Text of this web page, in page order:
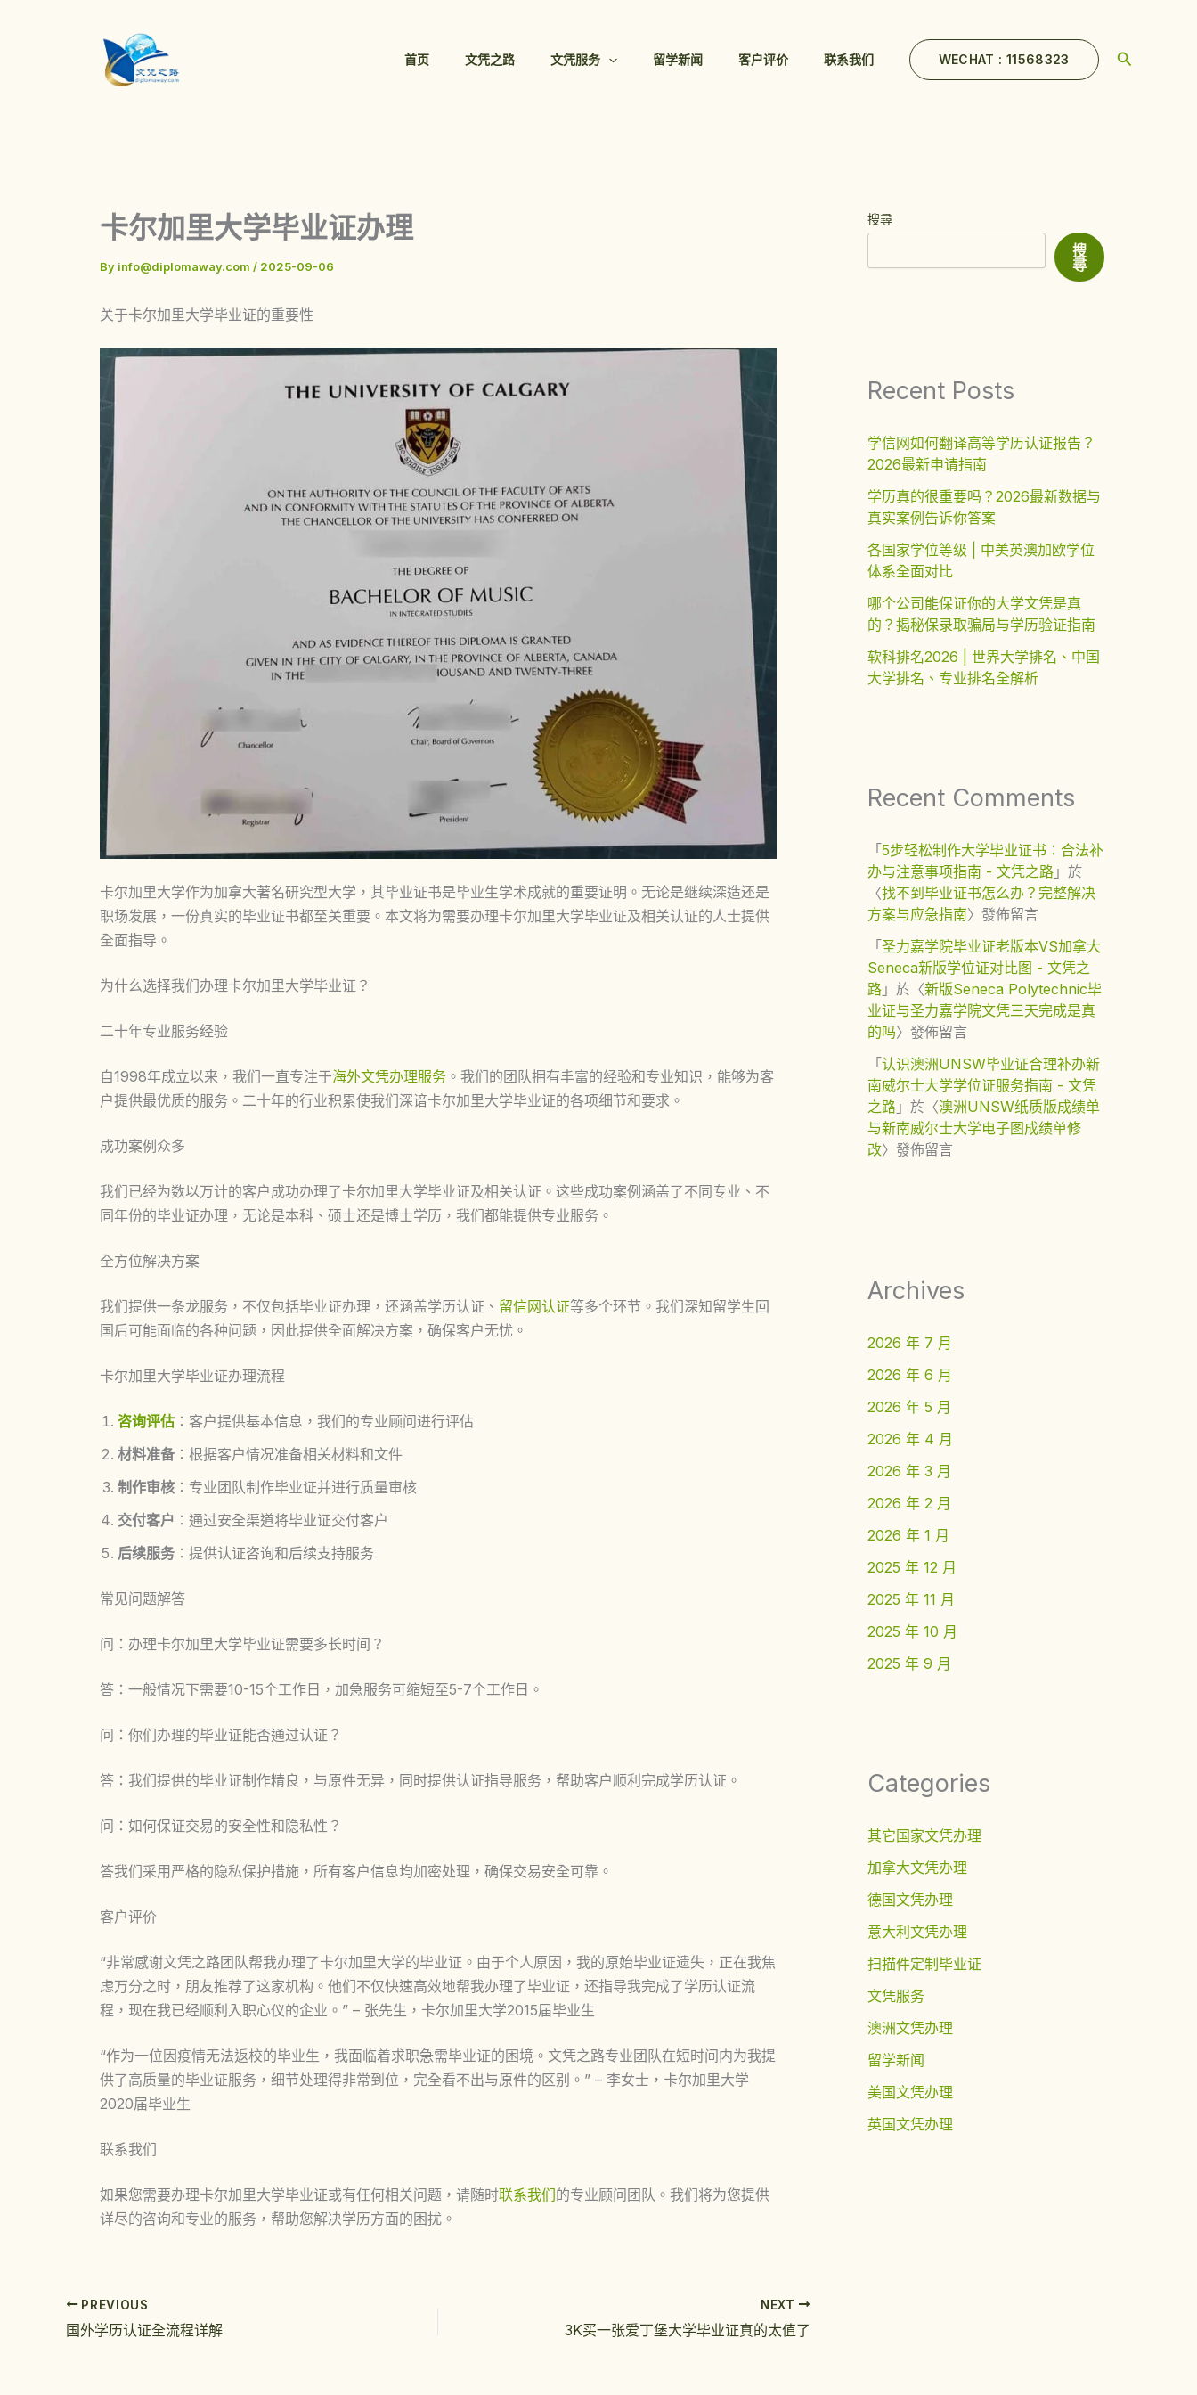
首页 文凭之路 文凭服务 留学新闻 客户评价 联系我们 WECHAT : 11568323 Search
卡尔加里大学毕业证办理
By info@diplomaway.com / 2025-09-06
关于卡尔加里大学毕业证的重要性
卡尔加里大学作为加拿大著名研究型大学，其毕业证书是毕业生学术成就的重要证明。无论是继续深造还是
职场发展，一份真实的毕业证书都至关重要。本文将为需要办理卡尔加里大学毕业证及相关认证的人士提供
全面指导。
为什么选择我们办理卡尔加里大学毕业证？
二十年专业服务经验
自1998年成立以来，我们一直专注于海外文凭办理服务 。我们的团队拥有丰富的经验和专业知识，能够为客
户提供最优质的服务。二十年的行业积累使我们深谙卡尔加里大学毕业证的各项细节和要求。
成功案例众多
我们已经为数以万计的客户成功办理了卡尔加里大学毕业证及相关认证。这些成功案例涵盖了不同专业、不
同年份的毕业证办理，无论是本科、硕士还是博士学历，我们都能提供专业服务。
全方位解决方案
我们提供一条龙服务，不仅包括毕业证办理，还涵盖学历认证、 留信网认证等多个环节。我们深知留学生回
国后可能面临的各种问题，因此提供全面解决方案，确保客户无忧。
卡尔加里大学毕业证办理流程
咨询评估 ：客户提供基本信息，我们的专业顾问进行评估
材料准备：根据客户情况准备相关材料和文件
制作审核 ：专业团队制作毕业证并进行质量审核
交付客户 ：通过安全渠道将毕业证交付客户
后续服务 ：提供认证咨询和后续支持服务
常见问题解答
问：办理卡尔加里大学毕业证需要多长时间？
答：一般情况下需要10-15个工作日，加急服务可缩短至5-7个工作日。
问：你们办理的毕业证能否通过认证？
答：我们提供的毕业证制作精良，与原件无异，同时提供认证指导服务，帮助客户顺利完成学历认证。
问：如何保证交易的安全性和隐私性？
答我们采用严格的隐私保护措施，所有客户信息均加密处理，确保交易安全可靠。
客户评价
“非常感谢文凭之路团队帮我办理了卡尔加里大学的毕业证。由于个人原因，我的原始毕业证遗失，正在我焦
虑万分之时，朋友推荐了这家机构。他们不仅快速高效地帮我办理了毕业证，还指导我完成了学历认证流
程，现在我已经顺利入职心仪的企业。” – 张先生，卡尔加里大学2015届毕业生
“作为一位因疫情无法返校的毕业生，我面临着求职急需毕业证的困境。文凭之路专业团队在短时间内为我提
供了高质量的毕业证服务，细节处理得非常到位，完全看不出与原件的区别。” – 李女士，卡尔加里大学
2020届毕业生
联系我们
如果您需要办理卡尔加里大学毕业证或有任何相关问题，请随时联系我们的专业顾问团队。我们将为您提供
详尽的咨询和专业的服务，帮助您解决学历方面的困扰。
PREVIOUS
国外学历认证全流程详解
NEXT
3K买一张爱丁堡大学毕业证真的太值了
搜尋
搜
尋
Recent Posts
学信网如何翻译高等学历认证报告？
2026最新申请指南
学历真的很重要吗？2026最新数据与
真实案例告诉你答案
各国家学位等级 | 中美英澳加欧学位
体系全面对比
哪个公司能保证你的大学文凭是真
的？揭秘保录取骗局与学历验证指南
软科排名2026 | 世界大学排名、中国
大学排名、专业排名全解析
Recent Comments
「5步轻松制作大学毕业证书：合法补
办与注意事项指南 - 文凭之路 」於
〈找不到毕业证书怎么办？完整解决
方案与应急指南〉發佈留言
「圣力嘉学院毕业证老版本VS加拿大
Seneca新版学位证对比图 - 文凭之
路 」於〈新版Seneca Polytechnic毕
业证与圣力嘉学院文凭三天完成是真
的吗〉發佈留言
「认识澳洲UNSW毕业证合理补办新
南威尔士大学学位证服务指南 - 文凭
之路 」於〈澳洲UNSW纸质版成绩单
与新南威尔士大学电子图成绩单修
改〉發佈留言
Archives
2026 年 7 月
2026 年 6 月
2026 年 5 月
2026 年 4 月
2026 年 3 月
2026 年 2 月
2026 年 1 月
2025 年 12 月
2025 年 11 月
2025 年 10 月
2025 年 9 月
Categories
其它国家文凭办理
加拿大文凭办理
德国文凭办理
意大利文凭办理
扫描件定制毕业证
文凭服务
澳洲文凭办理
留学新闻
美国文凭办理
英国文凭办理